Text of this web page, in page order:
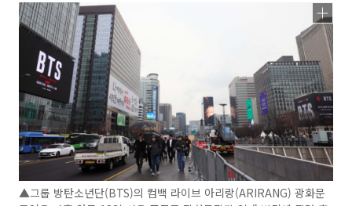
▲그룹 방탄소년단(BTS)의 컴백 라이브 아리랑(ARIRANG) 광화문